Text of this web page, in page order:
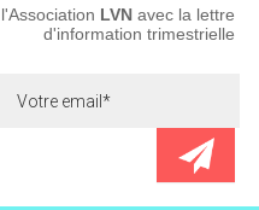
LVN avec la lettre
d'information trimestrielle